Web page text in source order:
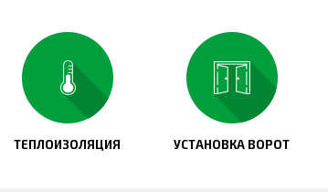
ТЕПЛОИЗОЛЯЦИЯ УСТАНОВКА ВОРОТ